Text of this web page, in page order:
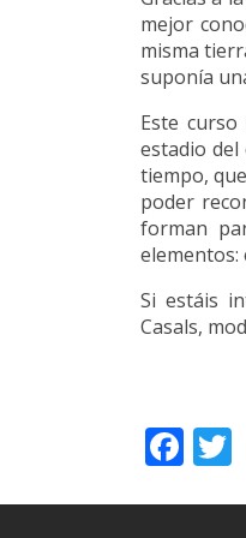
mejor
misma
suponía
Este
estadio del
tiempo,
poder
forman
elementos:
Si estáis
Casals,